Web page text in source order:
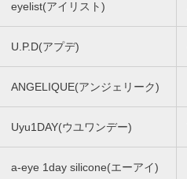
eyelist(アイリスト)
U.P.D(アプデ)
ANGELIQUE(アンジェリーク)
Uyu1DAY(ウユワンデー)
a-eye 1day silicone(エーアイ)